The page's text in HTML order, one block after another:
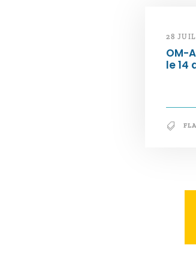
28
OM-
le 14